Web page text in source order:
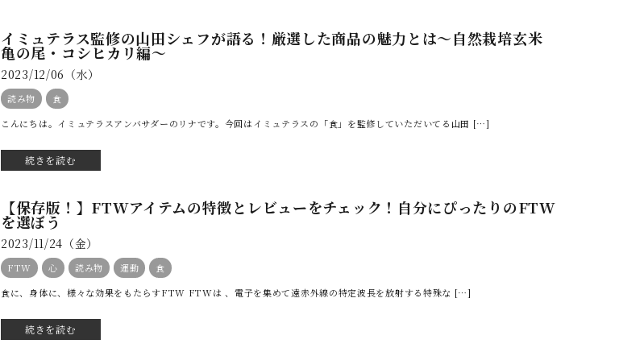
イミュテラス監修の山田シェフが語る！厳選した商品の魅力とは～自然栽培玄米
亀の尾・コシヒカリ編〜
2023/12/06（水）
読み物
食
こんにちは。イミュテラスアンバサダーのリナです。今回はイミュテラスの「食」を監修していただいてる山田 […]
続きを読む
【保存版！】FTWアイテムの特徴とレビューをチェック！自分にぴったりのFTW
を選ぼう
2023/11/24（金）
FTW 心 読み物 運動
食
食に、身体に、様々な効果をもたらすFTW FTWは 、電子を集めて遠赤外線の特定波長を放射する特殊な […]
続きを読む